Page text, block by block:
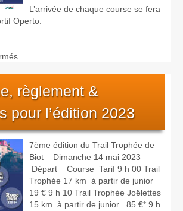
L’arrivée de chaque course se fera
Operto.
sur
parcours
2023
règlement &
pour l’édition 2023
7ème édition du Trail Trophée de
Biot – Dimanche 14 mai 2023
Départ Course Tarif 9 h 00 Trail
Trophée 17 km à partir de junior
19 € 9 h 10 Trail Trophée Joëlettes
15 km à partir de junior 85 €* 9 h